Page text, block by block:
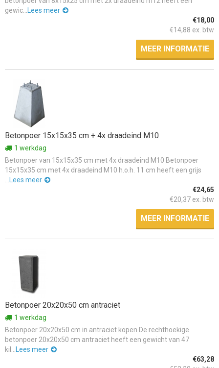
gewic... Lees meer
€18,00
€14,88 ex. btw
MEER INFORMATIE
Betonpoer 15x15x35 cm + 4x draadeind M10
1 werkdag
Betonpoer van 15x15x35 cm met 4x draadeind M10 Betonpoer
15x15x35 cm met 4x draadeind M10 h.o.h. 11 cm heeft een grijs
Lees meer
€24,65
€20,37 ex. btw
MEER INFORMATIE
Betonpoer 20x20x50 cm antraciet
1 werkdag
Betonpoer 20x20x50 cm in antraciet kopen De rechthoekige
betonpoer 20x20x50 cm antraciet heeft een gewicht van 47
kil... Lees meer
€63,28